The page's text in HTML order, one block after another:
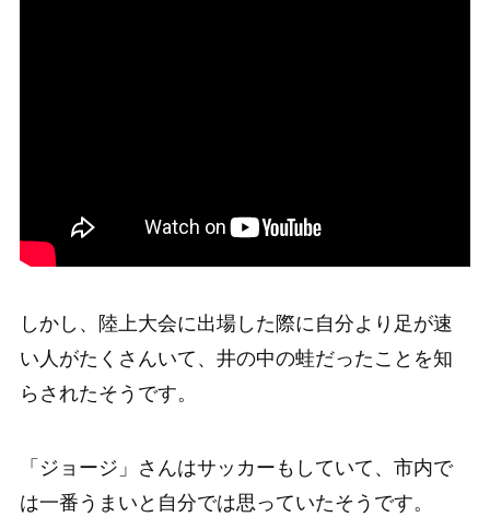
しかし、陸上大会に出場した際に自分より足が速
い人がたくさんいて、井の中の蛙だったことを知
らされたそうです。
「ジョージ」さんはサッカーもしていて、市内で
は一番うまいと自分では思っていたそうです。